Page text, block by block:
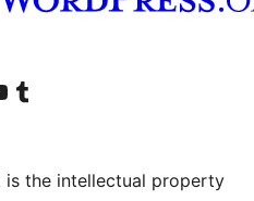
account
YouTube kanaal
Bezoek ons Tumblr account
is the intellectual property